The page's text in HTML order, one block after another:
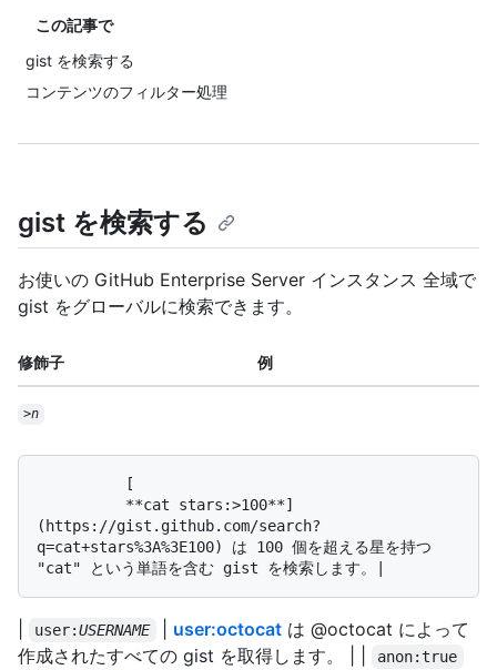
この記事で
gist を検索する
コンテンツのフィルター処理
gist を検索する
お使いの GitHub Enterprise Server インスタンス 全域で
gist をグローバルに検索できます。
修飾子 例
>n
(https://gist.github.com/search?
q=cat+stars%3A%3E100) は 100 個を超える星を持つ
user:USERNAME user:octocatは @octocat によって
作成されたすべての gist を取得します。 | |
anon:true